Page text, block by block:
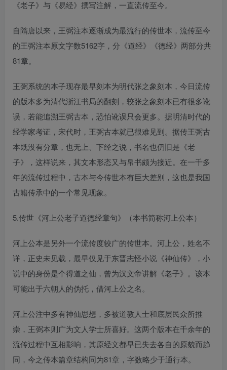
《老子》与《易经》撰写注解，一直流传至今。
自隋唐以来，王弼注本逐渐成为最流行的传世本，流传至今
的王弼注本原文字数5162字，分《道经》《德经》两部分共
81章。
王弼系统的本子现存最早刻本为明代张之象刻本，今日流传
的版本多为清代浙江书局的翻刻，较张之象刻本已有很多讹
误，若能追溯王弼古本，恐怕讹误只会更多。据明清时代的
经学家考证，宋代时，王弼古本就已很难见到。据传王弼古
本既没有分章，也无上、下经之说，书名也仍旧是《老
子》，这样说来，其文本形态又与帛书颇为接近。在一千多
年的流传过程中，古本与今传世本有巨大差别，这也是我国
古籍传承中的一个常见现象。
5.传世《河上公老子道德经章句》（本书简称河上公本）
河上公本是另外一个流传度较广的传世本。河上公，姓名不
详，正史未见载，最早仅见于东晋志怪小说《神仙传》，小
说中的身份是个得道之仙，曾为汉文帝讲解《老子》。该本
可能出于六朝人的伪托，借河上公之名。
河上公注中多有神仙思想，多被道教人士和底层民众所推
崇，王弼本则广为文人学士所喜好。这两个版本在千余年的
流传过程中互相影响，其原经文都早已失去各自的原貌而趋
同，今之传本篇章结构同为81章，字数略少于通行本。